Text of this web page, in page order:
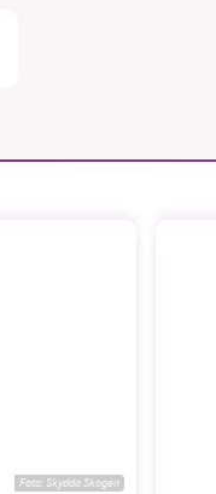
Foto:Skydda Skogen